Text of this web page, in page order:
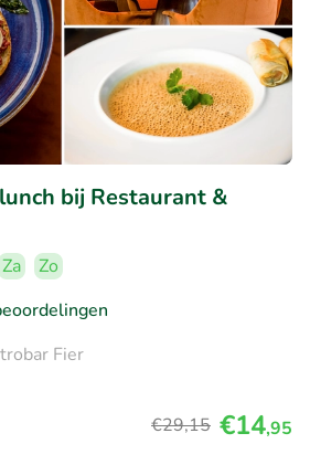
bij Restaurant &
Za
Zo
Fier
€29,15 €14,95